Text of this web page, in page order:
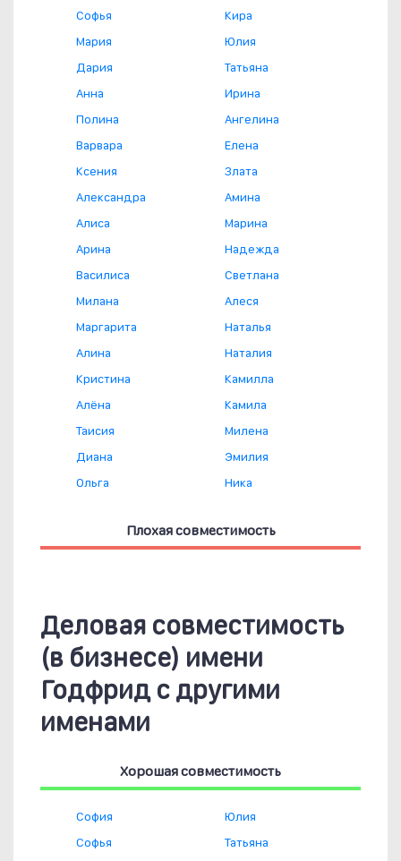
Софья
Мария
Дария
Анна
Полина
Варвара
Ксения
Александра
Алиса
Арина
Василиса
Милана
Маргарита
Алина
Кристина
Алёна
Таисия
Диана
Ольга
Кира
Юлия
Татьяна
Ирина
Ангелина
Елена
Злата
Амина
Марина
Надежда
Светлана
Алеся
Наталья
Наталия
Камилла
Камила
Милена
Эмилия
Ника
Плохая совместимость
Деловая совместимость
(в бизнесе) имени
Годфрид с другими
именами
Хорошая совместимость
София
Софья
Юлия
Татьяна